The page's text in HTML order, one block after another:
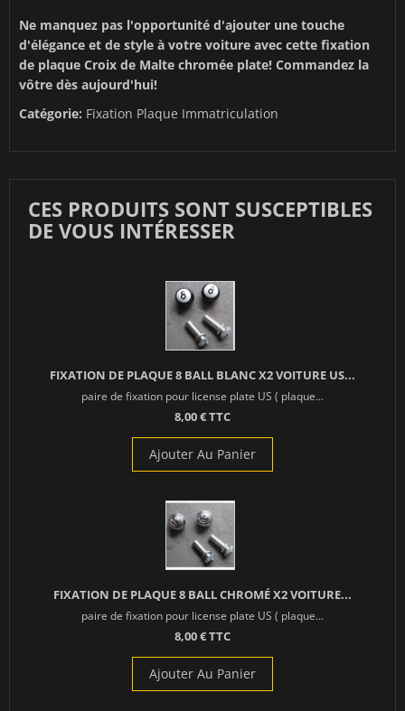
Ne manquez pas l'opportunité d'ajouter une touche
d'élégance et de style à votre voiture avec cette fixation
de plaque Croix de Malte chromée plate! Commandez la
vôtre dès aujourd'hui!
Catégorie: Fixation Plaque Immatriculation
CES PRODUITS SONT SUSCEPTIBLES
DE VOUS INTÉRESSER
FIXATION DE PLAQUE 8 BALL BLANC X2 VOITURE US...
paire de fixation pour license plate US ( plaque...
8,00 € TTC
Ajouter Au Panier
FIXATION DE PLAQUE 8 BALL CHROMÉ X2 VOITURE...
paire de fixation pour license plate US ( plaque...
8,00 € TTC
Ajouter Au Panier